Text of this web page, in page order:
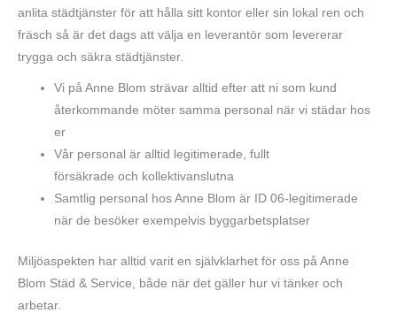
anlita städtjänster för att hålla sitt kontor eller sin lokal ren och
fräsch så är det dags att välja en leverantör som levererar
trygga och säkra städtjänster.
Vi på Anne Blom strävar alltid efter att ni som kund
återkommande möter samma personal när vi städar hos
er
Vår personal är alltid legitimerade, fullt
försäkrade och kollektivanslutna
Samtlig personal hos Anne Blom är ID 06-legitimerade
när de besöker exempelvis byggarbetsplatser
Miljöaspekten har alltid varit en självklarhet för oss på Anne
Blom Städ & Service, både när det gäller hur vi tänker och
arbetar.